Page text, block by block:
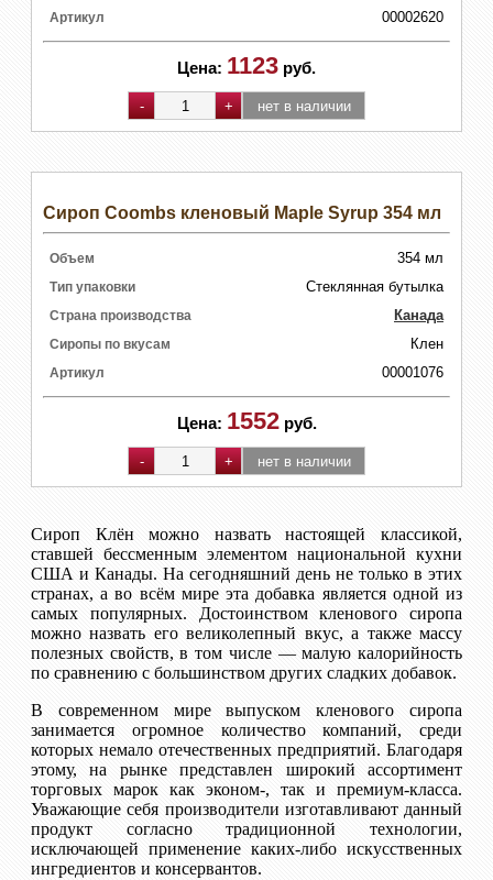
Артикул 00002620
Цена: 1123 руб.
Сироп Coombs кленовый Maple Syrup 354 мл
Объем 354 мл
Тип упаковки Стеклянная бутылка
Страна производства Канада
Сиропы по вкусам Клен
Артикул 00001076
Цена: 1552 руб.
Сироп Клён можно назвать настоящей классикой,
ставшей бессменным элементом национальной кухни
США и Канады. На сегодняшний день не только в этих
странах, а во всём мире эта добавка является одной из
самых популярных. Достоинством кленового сиропа
можно назвать его великолепный вкус, а также массу
полезных свойств, в том числе — малую калорийность
по сравнению с большинством других сладких добавок.
В современном мире выпуском кленового сиропа
занимается огромное количество компаний, среди
которых немало отечественных предприятий. Благодаря
этому, на рынке представлен широкий ассортимент
торговых марок как эконом-, так и премиум-класса.
Уважающие себя производители изготавливают данный
продукт согласно традиционной технологии,
исключающей применение каких-либо искусственных
ингредиентов и консервантов.